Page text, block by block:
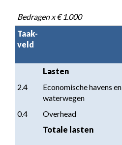
Bedragen x € 1.000
Taak-
veld
Lasten
2.4
Economische havens en
waterwegen
0.4 Overhead
Totale lasten